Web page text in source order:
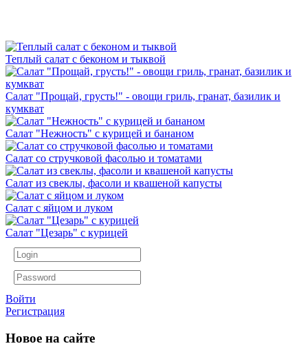
Теплый салат с беконом и тыквой
Салат "Прощай, грусть!" - овощи гриль, гранат, базилик и
кумкват
Салат "Нежность" с курицей и бананом
Салат со стручковой фасолью и томатами
Салат из свеклы, фасоли и квашеной капусты
Салат с яйцом и луком
Салат "Цезарь" с курицей
Войти
Регистрация
Новое на сайте